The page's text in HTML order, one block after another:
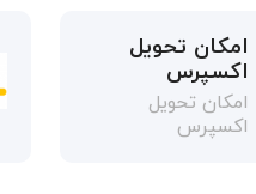
امکان تحویل
اکسپرس
امکان تحویل
اکسپرس